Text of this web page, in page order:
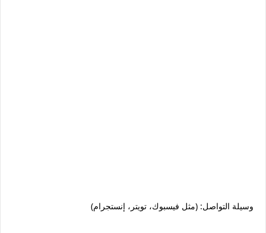
وسيلة التواصل: (مثل فيسبوك، تويتر، إنستجرام)